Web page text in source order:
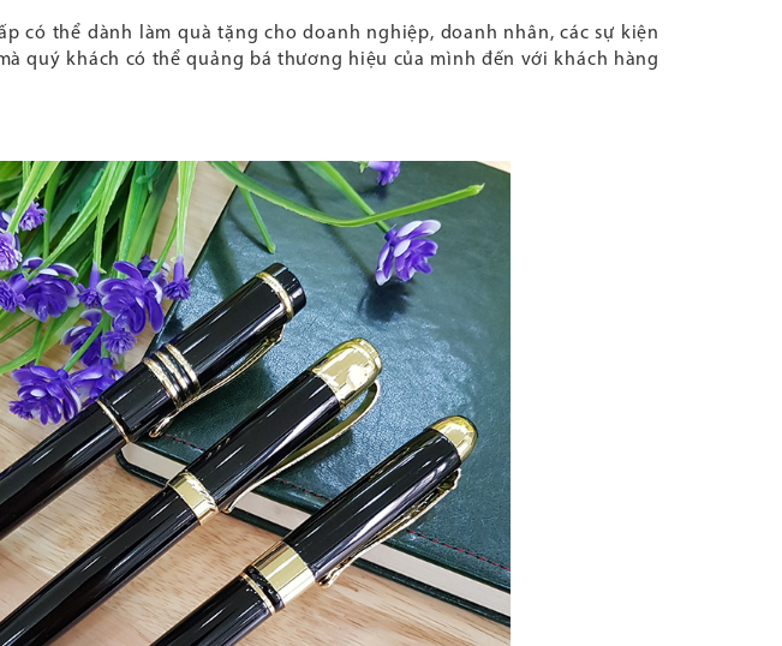
có thể dành làm quà tặng cho doanh nghiệp, doanh nhân, các sự kiện
quý khách có thể quảng bá thương hiệu của mình đến với khách hàng